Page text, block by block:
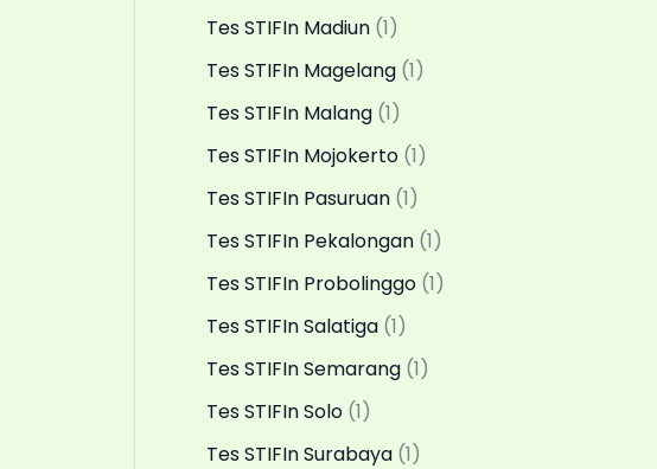
Tes STIFIn Madiun (1)
Tes STIFIn Magelang (1)
Tes STIFIn Malang (1)
Tes STIFIn Mojokerto (1)
Tes STIFIn Pasuruan (1)
Tes STIFIn Pekalongan (1)
Tes STIFIn Probolinggo (1)
Tes STIFIn Salatiga (1)
Tes STIFIn Semarang (1)
Tes STIFIn Solo (1)
Tes STIFIn Surabaya (1)